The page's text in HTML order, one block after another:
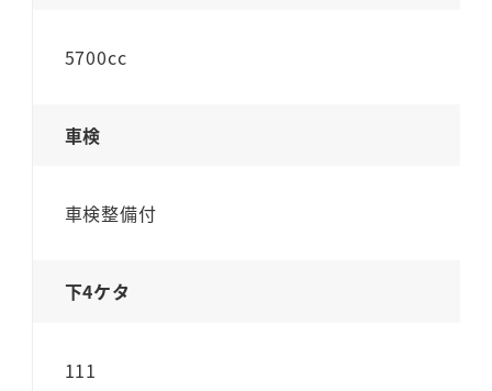
5700cc
車検
車検整備付
下4ケタ
111